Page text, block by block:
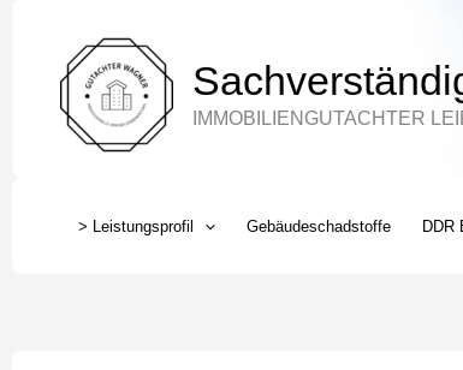
springen
IMMOBILIENGUTACHTER
> Leistungsprofil Gebäudeschadstoffe DDR